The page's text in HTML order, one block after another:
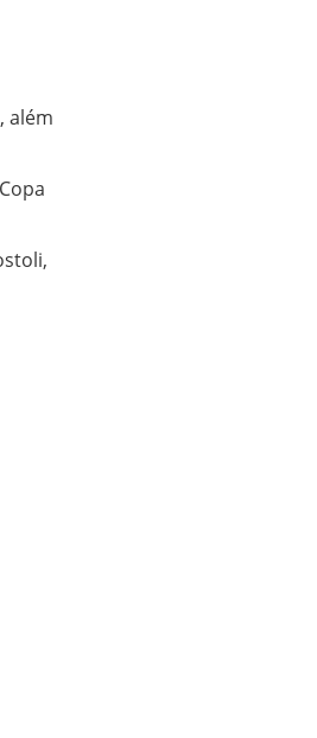
além